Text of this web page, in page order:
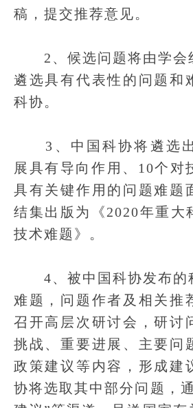
稿，提交推荐意见。
2、候选问题将由学会
遴选具有代表性的问题和
科协。
3、中国科协将遴选出
展具有导向作用、10个对
具有关键作用的问题难题
结集出版为《2020年重大
技术难题》。
4、被中国科协发布的
难题，问题作者及相关推
召开高层次研讨会，研讨
挑战、重要进展、主要问
政策建议等内容，形成建
协将选取其中部分问题，